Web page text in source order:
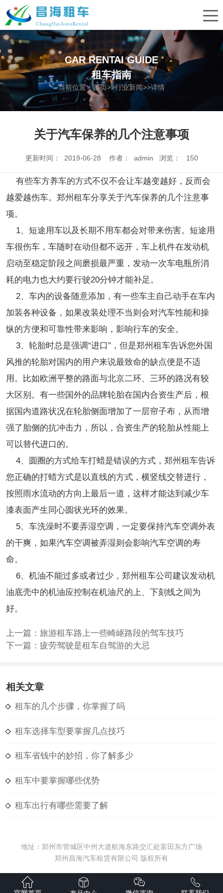
CAR RENTAI GUIDE
租车指南
当前位置：首页>>行业新闻>>详情
关于汽车保养的几个注意事项
更新时间： 2019-06-28 作者： admin 浏览： 150
有些车方养车的方式不仅不会让车越变越好，反而会
越爱越伤车。郑州租车分享关于汽车保养的几个注意事
项。
1、短途用车以及长期不用车都会对带来伤害。短途用
车很伤车，车随时在动但都不远开，车上机件在发动机
启动至稳定阶段之间磨损最严重，发动一次车电瓶所消
耗的电力也大约要行驶20分钟才能补足。
2、车内的设备随意添加，有一些车主自己动手在车内
加装各种设备，如果改装处理不当则会对汽车性能和操
纵的方便和可靠性带来影响，影响行车的安全。
3、轮胎时总是强调“进口”，但是郑州租车告诉您外国
风推的轮胎对国内的用户来说最致命的缺点便是不适
用。比如欧洲平整的路面与北京二环、三环的路况有较
大区别。有一些国外的品牌轮胎在国内合资生产后，根
据国内道路状况在轮胎侧面增加了一层帘子布，从而增
强了胎侧的抗冲击力，所以，合资生产的轮胎从性能上
可以替代进口的。
4、圆圈的方式给车打蜡是错误的方式，郑州租车告诉
您正确的打蜡方式是以直线的方式，横竖线交替进行，
按照雨水流动的方向上最后一道，这样才能达到减少车
漆表面产生同心圆状光环的效果。
5、车洗澡时不要弄湿空调，一定要保持汽车空调外表
的干爽，如果汽车空调被弄湿则会影响汽车空调的寿
命。
6、机油不能过多或者过少，郑州租车公司建议发动机
油底壳中的机油应控制在机油尺的上、下刻线之间为
好。
上一篇： 旅游租车路上一些崎岖路段的驾车技巧
下一篇： 疲劳驾驶是租车自驾游的大忌
相关文章
租车的几个步骤，你掌握了吗
租车选择车型要掌握几点技巧
租车省钱中的妙招，你了解多少
租车中要掌握哪些优势
租车出行有哪些需要了解
地址：郑州市管城区中州大道航海东路交汇处富田东方广场
郑州昌海汽车租赁有限公司 版权所有